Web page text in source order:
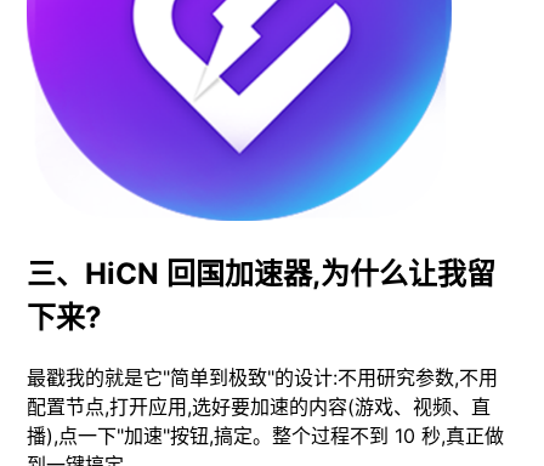
三、HiCN 回国加速器,为什么让我留
下来?
最戳我的就是它"简单到极致"的设计:不用研究参数,不用
配置节点,打开应用,选好要加速的内容(游戏、视频、直
播),点一下"加速"按钮,搞定。整个过程不到 10 秒,真正做